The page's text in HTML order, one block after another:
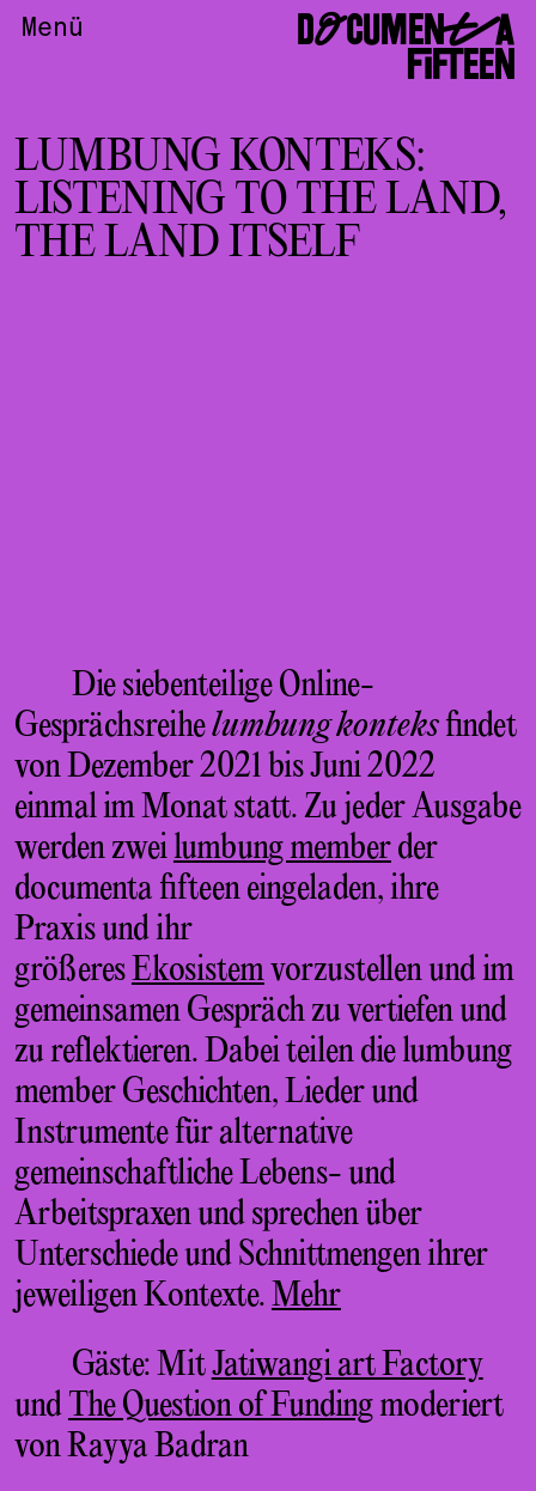
Menü DOCUMENTA
FIFTEEN
LUMBUNG KONTEKS:
LISTENING TO THE LAND,
THE LAND ITSELF
Die siebenteilige Online-
Gesprächsreihelumbung konteksfindet
von Dezember 2021 bis Juni 2022
einmal im Monat statt. Zu jeder Ausgabe
werden zweilumbung memberder
documenta fifteen eingeladen, ihre
Praxis und ihr
größeresEkosistemvorzustellen und im
gemeinsamen Gespräch zu vertiefen und
zu reflektieren. Dabei teilen die lumbung
member Geschichten, Lieder und
Instrumente für alternative
gemeinschaftliche Lebens- und
Arbeitspraxen und sprechen über
Unterschiede und Schnittmengen ihrer
jeweiligen Kontexte.Mehr
Gäste: MitJatiwangi art Factory
undThe Question of Fundingmoderiert
von Rayya Badran